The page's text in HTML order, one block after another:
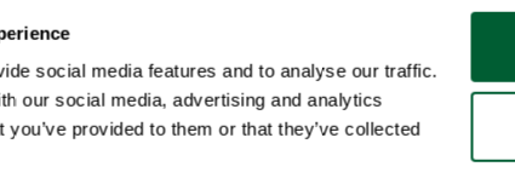
social media features and to analyse our traffic.
our social media, advertising and analytics
provided to them or that they’ve collected